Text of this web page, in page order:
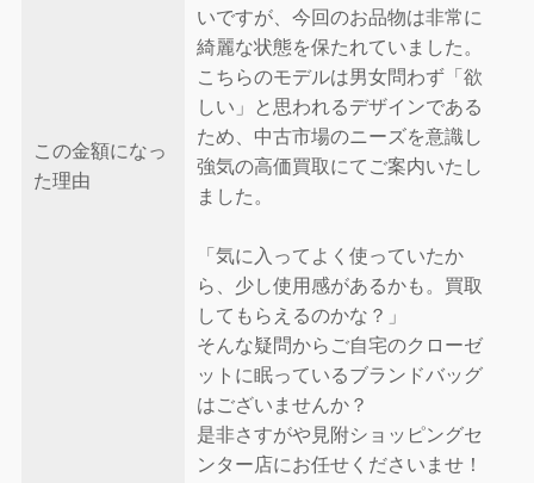
この金額になっ
た理由
いですが、今回のお品物は非常に
綺麗な状態を保たれていました。
こちらのモデルは男女問わず「欲
しい」と思われるデザインである
ため、中古市場のニーズを意識し
強気の高価買取にてご案内いたし
ました。
「気に入ってよく使っていたか
ら、少し使用感があるかも。買取
してもらえるのかな？」
そんな疑問からご自宅のクローゼ
ットに眠っているブランドバッグ
はございませんか？
是非さすがや見附ショッピングセ
ンター店にお任せくださいませ！